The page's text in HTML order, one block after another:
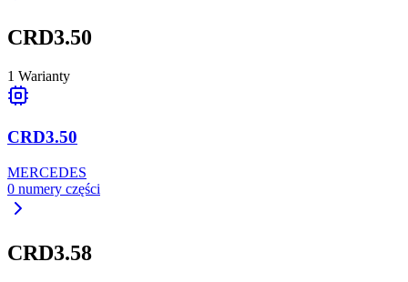
CRD3.50
1 Warianty
CRD3.50
MERCEDES
0 numery części
CRD3.58